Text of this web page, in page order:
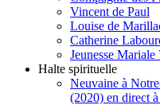
Vincent de Paul
Louise de
Catherine
Jeunesse
Halte spirituelle
Neuvaine à
(2020) en direct